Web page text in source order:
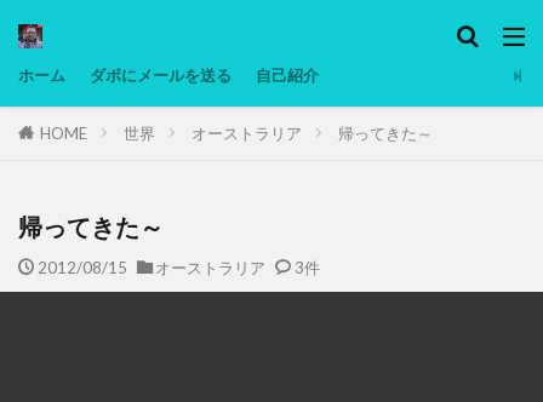
ホーム ダボにメールを送る 自己紹介
HOME 世界 オーストラリア 帰ってきた～
帰ってきた～
2012/08/15 オーストラリア 3件
タグ
マレーシア動画
備忘録
動画 日本人村社会 脱水シート